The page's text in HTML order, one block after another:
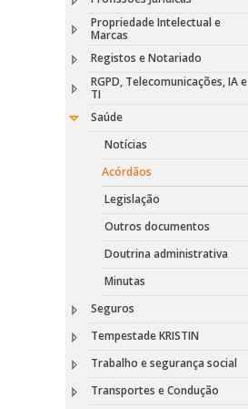
Propriedade Intelectual e
Marcas
Registos e Notariado
RGPD, Telecomunicações, IA e
TI
Saúde
Notícias
Acórdãos
Legislação
Outros documentos
Doutrina administrativa
Minutas
Seguros
Tempestade KRISTIN
Trabalho e segurança social
Transportes e Condução